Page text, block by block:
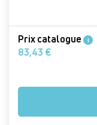
Prix catalogue i
83,43 €